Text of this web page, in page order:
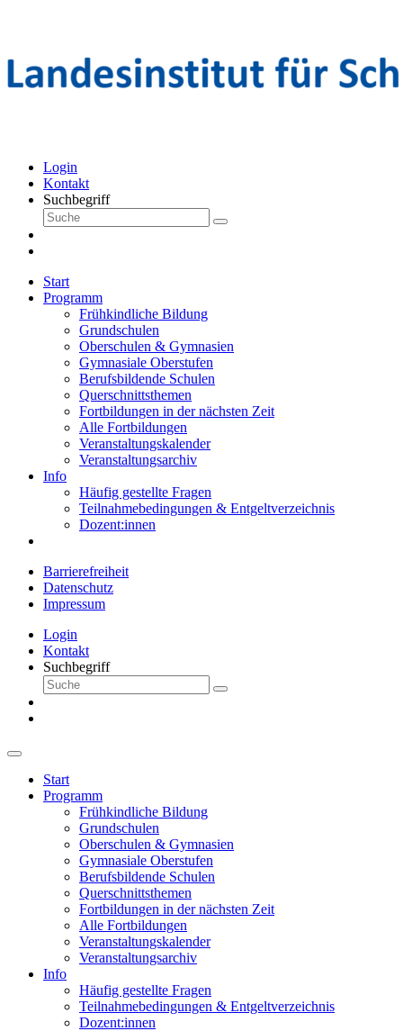
Login
Kontakt
Suchbegriff
Start
Programm
Frühkindliche Bildung
Grundschulen
Oberschulen & Gymnasien
Gymnasiale Oberstufen
Berufsbildende Schulen
Querschnittsthemen
Fortbildungen in der nächsten Zeit
Alle Fortbildungen
Veranstaltungskalender
Veranstaltungsarchiv
Info
Häufig gestellte Fragen
Teilnahmebedingungen & Entgeltverzeichnis
Dozent:innen
Barrierefreiheit
Datenschutz
Impressum
Login
Kontakt
Suchbegriff
Start
Programm
Frühkindliche Bildung
Grundschulen
Oberschulen & Gymnasien
Gymnasiale Oberstufen
Berufsbildende Schulen
Querschnittsthemen
Fortbildungen in der nächsten Zeit
Alle Fortbildungen
Veranstaltungskalender
Veranstaltungsarchiv
Info
Häufig gestellte Fragen
Teilnahmebedingungen & Entgeltverzeichnis
Dozent:innen